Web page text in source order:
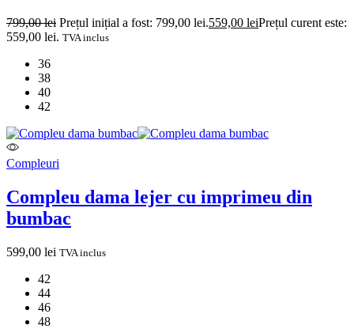
799,00lei Prețul inițial a fost: 799,00 lei.559,00 leiPrețul curent este:
559,00 lei. TVA inclus
36
38
40
42
Compleuri
Compleu dama lejer cu imprimeu din
bumbac
599,00 lei TVA inclus
42
44
46
48